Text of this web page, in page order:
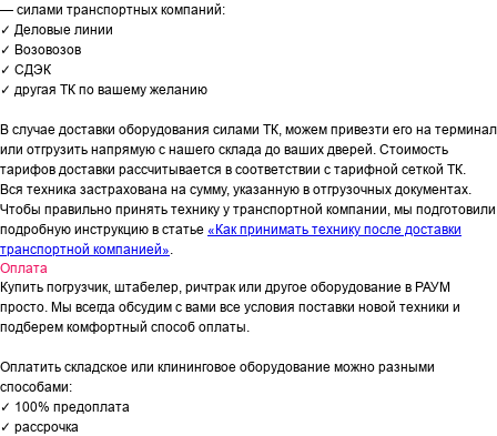
— силами транспортных компаний:
✓ Деловые линии
✓ Возовозов
✓ СДЭК
✓ другая ТК по вашему желанию
В случае доставки оборудования силами ТК, можем привезти его на терминал
или отгрузить напрямую с нашего склада до ваших дверей. Стоимость
тарифов доставки рассчитывается в соответствии с тарифной сеткой ТК.
Вся техника застрахована на сумму, указанную в отгрузочных документах.
Чтобы правильно принять технику у транспортной компании, мы подготовили
подробную инструкцию в статье «Как принимать технику после доставки
транспортной компанией».
Оплата
Купить погрузчик, штабелер, ричтрак или другое оборудование в РАУМ
просто. Мы всегда обсудим с вами все условия поставки новой техники и
подберем комфортный способ оплаты.
Оплатить складское или клининговое оборудование можно разными
способами:
✓ 100% предоплата
✓ рассрочка